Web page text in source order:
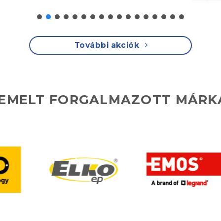
További akciók
FORGALMAZOTT